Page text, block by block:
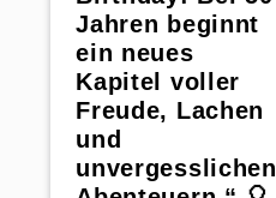
Jahren beginnt
ein neues
Kapitel voller
Freude, Lachen
und
unvergesslichen